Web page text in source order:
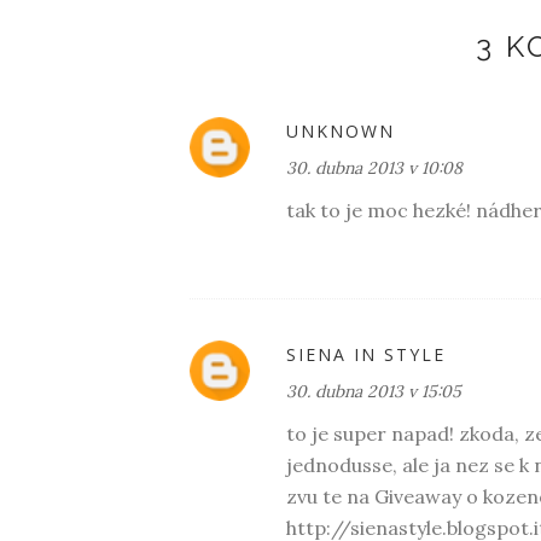
3
UNKNOWN
30. dubna 2013 v 10:08
tak to je moc hezké!
SIENA IN STYLE
30. dubna 2013 v 15:05
to je super napad! zkoda,
jednodusse, ale ja nez se k
zvu te na Giveaway o
http://